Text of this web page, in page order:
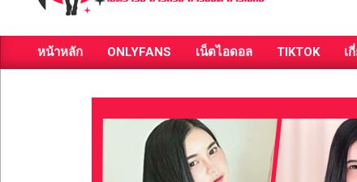
ส่อง
วาร์
Primary
หน้าหลัก ONLYFANS เน็ตไอดอล TIKTOK เ